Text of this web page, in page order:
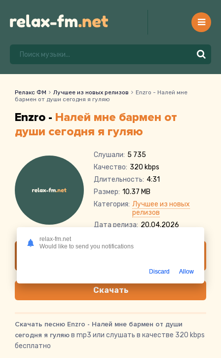
Релакс ФМ Лучшее из новых релизов
Enzro - Налей мне
бармен от души сегодня я гуляю
Enzro - Налей мне бармен от
души сегодня я гуляю
Слушали: 5 735
Качество: 320 kbps
Длительность: 4:31
Размер: 10.37 MB
Категория: Лучшее из новых
релизов
Дата релиза: 20.04.2026
Слушать онлайн Enzro - Налей мне бармен
Скачать
Скачать песню Enzro - Налей мне бармен от души
сегодня я гуляюв mp3 или слушать в качестве 320 kbps
бесплатно
relax-fm.net
Would like to send you notifications
Discard Allow